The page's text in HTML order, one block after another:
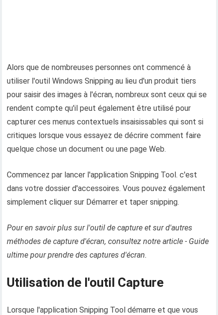
Alors que de nombreuses personnes ont commencé à
utiliser l'outil Windows Snipping au lieu d'un produit tiers
pour saisir des images à l'écran, nombreux sont ceux qui se
rendent compte qu'il peut également être utilisé pour
capturer ces menus contextuels insaisissables qui sont si
critiques lorsque vous essayez de décrire comment faire
quelque chose un document ou une page Web.
Commencez par lancer l'application Snipping Tool. c'est
dans votre dossier d'accessoires. Vous pouvez également
simplement cliquer sur Démarrer et taper snipping.
Pour en savoir plus sur l'outil de capture et sur d'autres
méthodes de capture d'écran, consultez notre article - Guide
ultime pour prendre des captures d'écran.
Utilisation de l'outil Capture
Lorsque l'application Snipping Tool démarre et que vous